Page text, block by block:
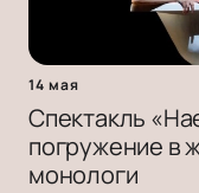
14 мая
Спектакль
погружение в
монологи